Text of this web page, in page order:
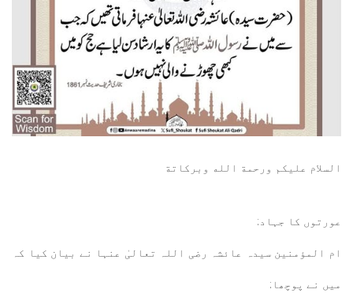
السلام عليكم ورحمة الله وبركاتة
عورتوں کا جہاد:
ام المؤمنین سیدہ عائشہ رضی اللہ تعالیٰ عنہا نے بیان کیا کہ
میں نے پوچھا: